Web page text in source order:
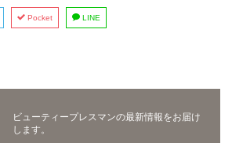
Pocket LINE